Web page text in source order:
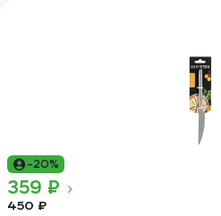
-20%
359 ₽
450 ₽